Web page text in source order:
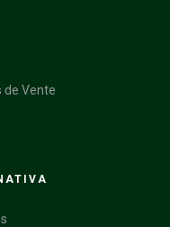
de Vente